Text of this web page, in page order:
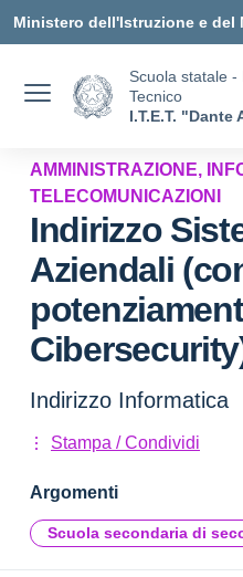
Ministero dell'Istruzione e del
Scuola statale -
Tecnico
I.T.E.T. "Dante
AMMINISTRAZIONE,
TELECOMUNICAZIONI
Indirizzo
Aziendali
Indirizzo Informatica
Stampa / Condividi
Argomenti
Scuola secondaria di